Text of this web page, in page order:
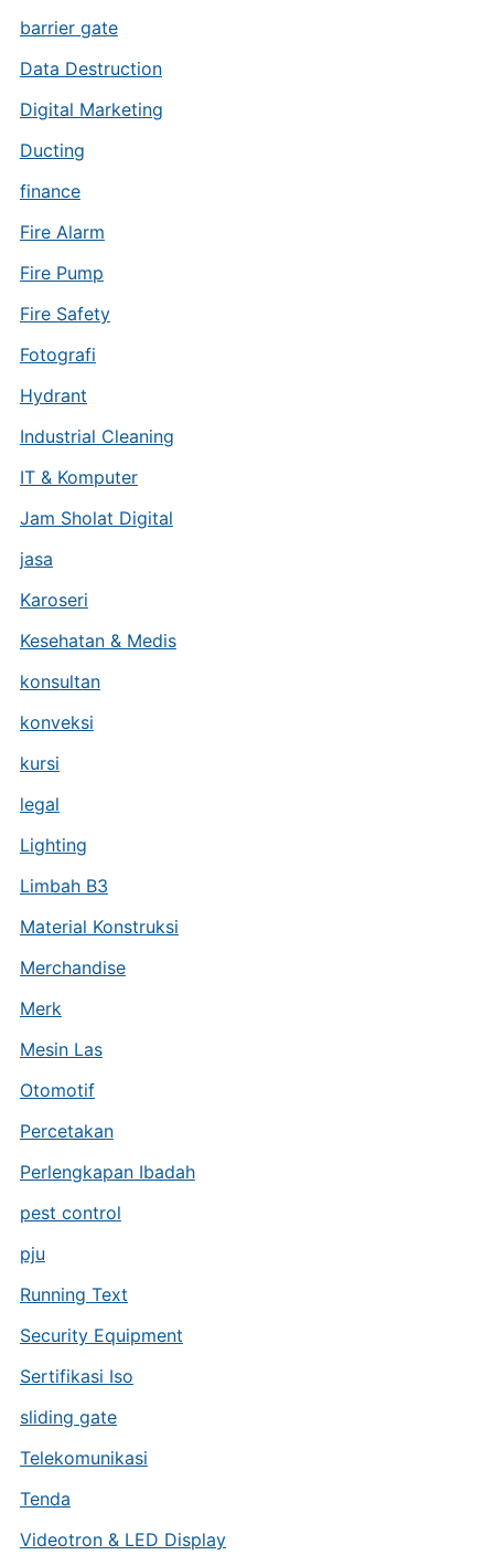
barrier gate
Data Destruction
Digital Marketing
Ducting
finance
Fire Alarm
Fire Pump
Fire Safety
Fotografi
Hydrant
Industrial Cleaning
IT & Komputer
Jam Sholat Digital
jasa
Karoseri
Kesehatan & Medis
konsultan
konveksi
kursi
legal
Lighting
Limbah B3
Material Konstruksi
Merchandise
Merk
Mesin Las
Otomotif
Percetakan
Perlengkapan Ibadah
pest control
pju
Running Text
Security Equipment
Sertifikasi Iso
sliding gate
Telekomunikasi
Tenda
Videotron & LED Display